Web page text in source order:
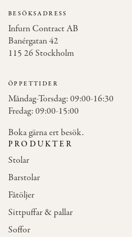
500×500 Tub. 50 H. 1100
Ø1000
500×500 Tub. 50 H. 1100
Ø1300
BESÖKSADRESS
Infurn Contract AB
Banérgatan 42
115 26 Stockholm
ÖPPETTIDER
Måndag-Torsdag: 09:00-16:30
Fredag: 09:00-15:00
Boka gärna ert besök.
PRODUKTER
Stolar
Barstolar
Fåtöljer
Sittpuffar & pallar
Soffor